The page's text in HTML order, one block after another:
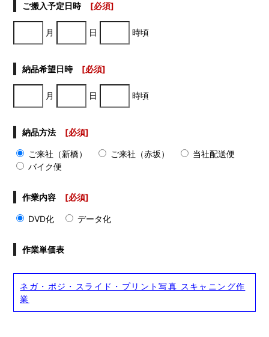
ご搬入予定日時 [必須]
月 日 時頃
納品希望日時 [必須]
月 日 時頃
納品方法 [必須]
ご来社（新橋） ご来社（赤坂）
当社配送便
バイク便
作業内容 [必須]
DVD化 データ化
作業単価表
ネガ・ポジ・スライド・プリント写真 スキャニング作
業